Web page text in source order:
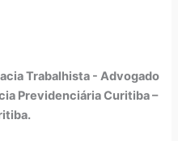
Trabalhista - Advogado
Previdenciária Curitiba –